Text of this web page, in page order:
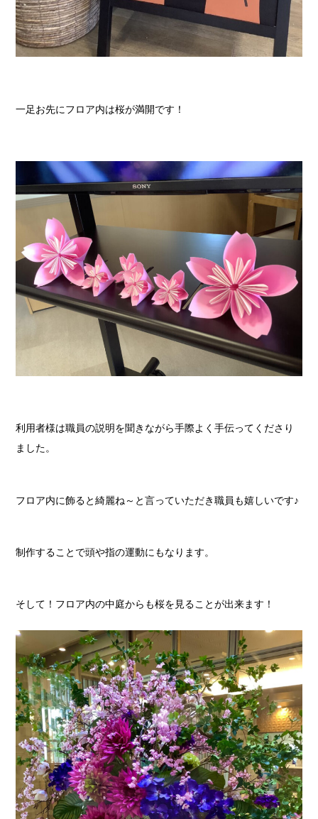
一足お先にフロア内は桜が満開です！
利用者様は職員の説明を聞きながら手際よく手伝ってくださり
ました。
フロア内に飾ると綺麗ね～と言っていただき職員も嬉しいです♪
制作することで頭や指の運動にもなります。
そして！フロア内の中庭からも桜を見ることが出来ます！